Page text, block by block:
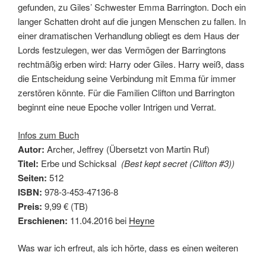
gefunden, zu Giles’ Schwester Emma Barrington. Doch ein
langer Schatten droht auf die jungen Menschen zu fallen. In
einer dramatischen Verhandlung obliegt es dem Haus der
Lords festzulegen, wer das Vermögen der Barringtons
rechtmäßig erben wird: Harry oder Giles. Harry weiß, dass
die Entscheidung seine Verbindung mit Emma für immer
zerstören könnte. Für die Familien Clifton und Barrington
beginnt eine neue Epoche voller Intrigen und Verrat.
Infos zum Buch
Autor: Archer, Jeffrey (Übersetzt von Martin Ruf)
Titel: Erbe und Schicksal (Best kept secret (Clifton #3))
Seiten: 512
ISBN: 978-3-453-47136-8
Preis: 9,99 € (TB)
Erschienen: 11.04.2016 bei Heyne
Was war ich erfreut, als ich hörte, dass es einen weiteren